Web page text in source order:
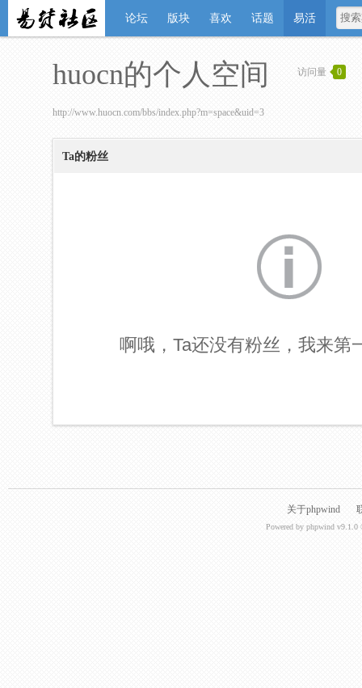
论坛 版块 喜欢 话题 易活
huocn的个人空间 访问量 0
http://www.huocn.com/bbs/index.php?m=space&uid=3
Ta的粉丝
啊哦，Ta还没有粉丝，我来第
关于phpwind
Powered by phpwind v9.1.0